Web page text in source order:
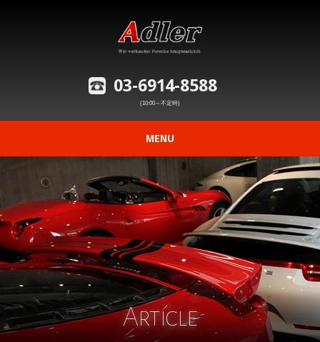
03-6914-8588
(10:00～不定時)
MENU
在庫車情報
修理事例の紹介
愛車の買取査定
購入から納車までの流れ Article